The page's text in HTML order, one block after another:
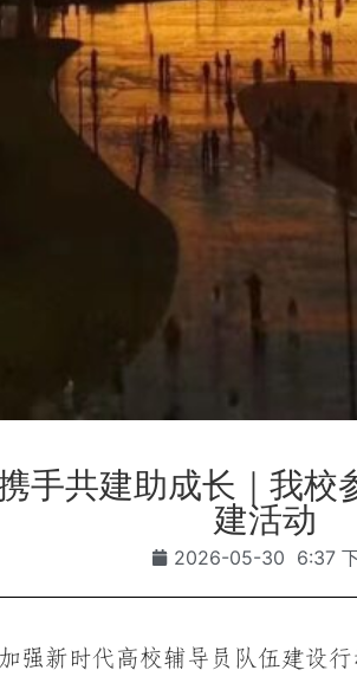
手共建助成长｜我校
建活动
2026-05-30 6:37
强新时代高校辅导员队伍建设